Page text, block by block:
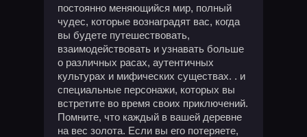
постоянно меняющийся мир, полный
чудес, которые вознаградят вас, когда
вы будете путешествовать,
взаимодействовать и узнавать больше
о различных расах, аутентичных
культурах и мифических существах. . и
специальные персонажи, которых вы
встретите во время своих приключений.
Помните, что каждый в вашей деревне
на вес золота. Если вы его потеряете,